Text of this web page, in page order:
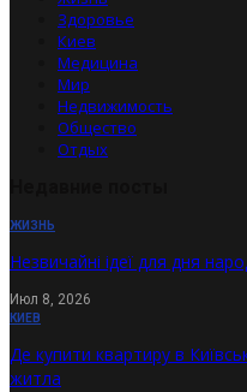
Здоровье
Киев
Медицина
Мир
Недвижимость
Общество
Отдых
ЖИЗНЬ
Незвичайні ідеї для дня
Июл 8, 2026
КИЕВ
Де купити квартиру в
житла